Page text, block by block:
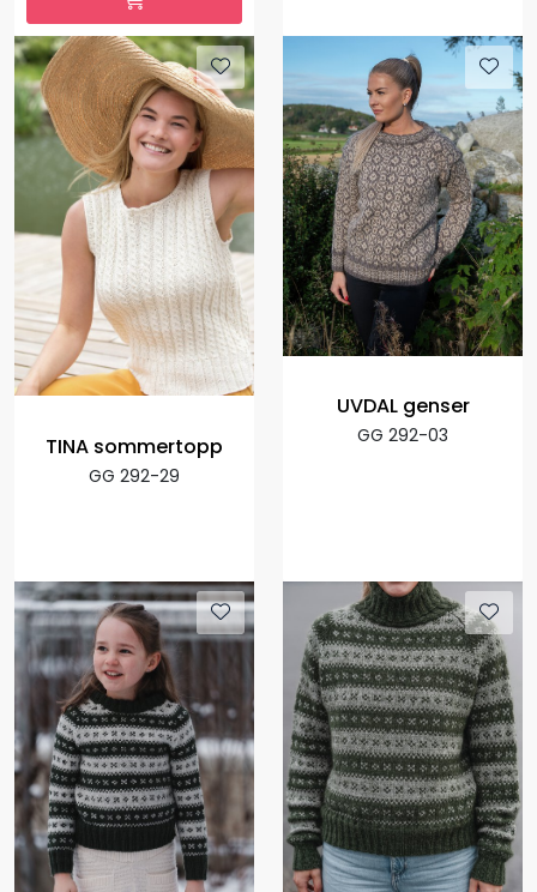
TINA sommertopp
GG 292-29
UVDAL genser
GG 292-03